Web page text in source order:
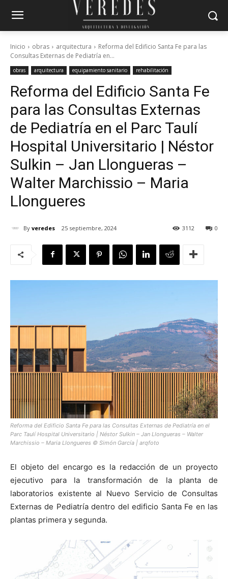
Inicio obras arquitectura
Reforma del Edificio Santa Fe para las
Consultas Externas de Pediatría en...
obras arquitectura equipamiento sanitario rehabilitación
Reforma del Edificio Santa Fe
para las Consultas Externas
de Pediatría en el Parc Taulí
Hospital Universitario | Néstor
Sulkin – Jan Llongueras –
Walter Marchissio – Maria
Llongueres
By veredes 25 septiembre, 2024 0
3112
Reforma del Edificio Santa Fe para las Consultas Externas de Pediatría en el
Parc Taulí Hospital Universitario | Néstor Sulkin – Jan Llongueras – Walter
Marchissio – Maria Llongueres © Simón García | arqfoto
El objeto del encargo es la redacción de un proyecto
ejecutivo para la transformación de la planta de
laboratorios existente al Nuevo Servicio de Consultas
Externas de Pediatría dentro del edificio Santa Fe en las
plantas primera y segunda.